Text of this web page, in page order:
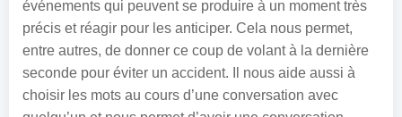
événements qui peuvent se produire à un moment très
précis et réagir pour les anticiper. Cela nous permet,
entre autres, de donner ce coup de volant à la dernière
seconde pour éviter un accident. Il nous aide aussi à
choisir les mots au cours d’une conversation avec